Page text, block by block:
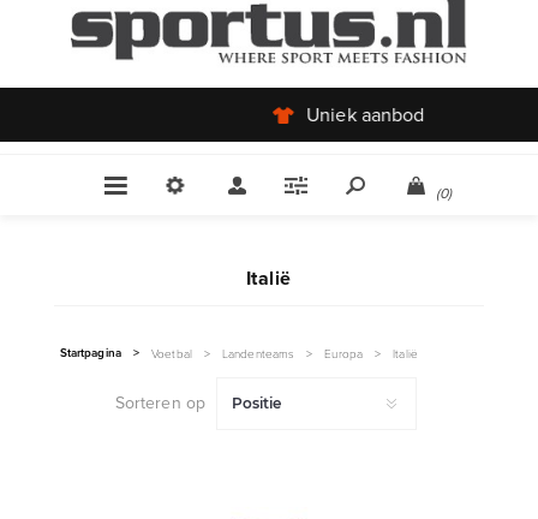
Uniek aanbod
(0)
Startpagina > Voetbal > Landenteams > Europa > Italië
Italië
Sorteren op